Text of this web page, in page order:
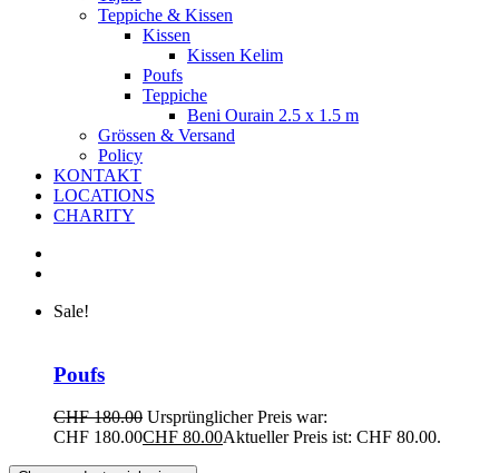
Teppiche & Kissen
Kissen
Kissen Kelim
Poufs
Teppiche
Beni Ourain 2.5 x 1.5 m
Grössen & Versand
Policy
KONTAKT
LOCATIONS
CHARITY
Sale!
Poufs
CHF180.00 Ursprünglicher Preis war:
CHF 180.00CHF 80.00Aktueller Preis ist: CHF 80.00.